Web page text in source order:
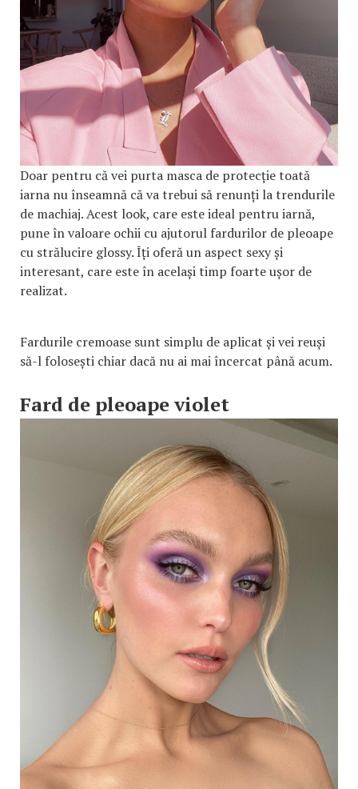
Doar pentru că vei purta masca de protecție toată
iarna nu înseamnă că va trebui să renunți la trendurile
de machiaj. Acest look, care este ideal pentru iarnă,
pune în valoare ochii cu ajutorul fardurilor de pleoape
cu strălucire glossy. Îți oferă un aspect sexy și
interesant, care este în același timp foarte ușor de
realizat.
Fardurile cremoase sunt simplu de aplicat și vei reuși
să-l folosești chiar dacă nu ai mai încercat până acum.
Fard de pleoape violet